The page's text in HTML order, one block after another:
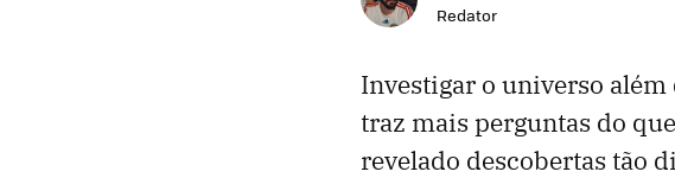
Redator
Investigar o universo além
traz mais perguntas do
revelado descobertas tão